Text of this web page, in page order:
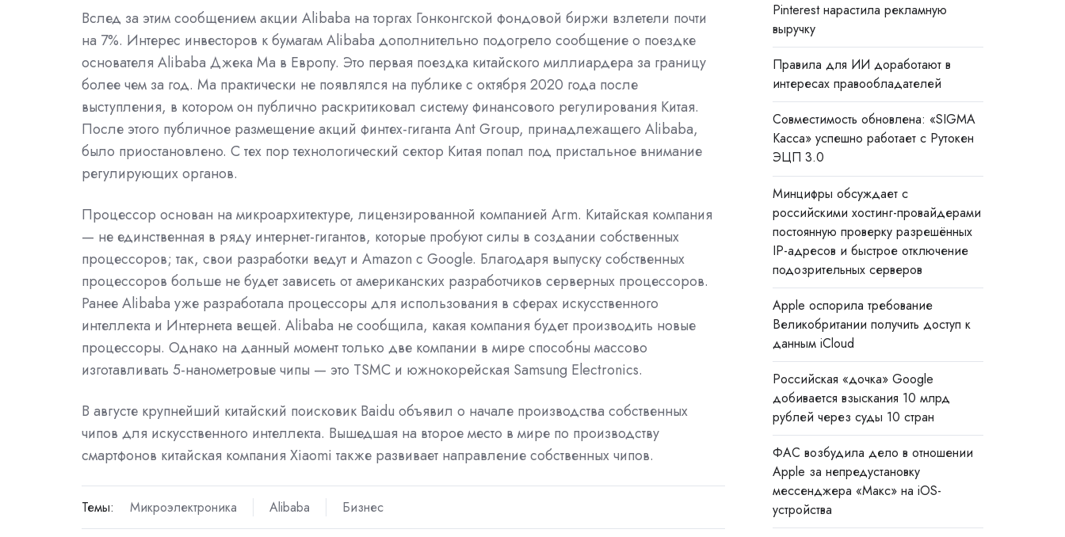
Вслед за этим сообщением акции Alibaba на торгах Гонконгской фондовой биржи взлетели почти
на 7%. Интерес инвесторов к бумагам Alibaba дополнительно подогрело сообщение о поездке
основателя Alibaba Джека Ма в Европу. Это первая поездка китайского миллиардера за границу
более чем за год. Ма практически не появлялся на публике с октября 2020 года после
выступления, в котором он публично раскритиковал систему финансового регулирования Китая.
После этого публичное размещение акций финтех-гиганта Ant Group, принадлежащего Alibaba,
было приостановлено. С тех пор технологический сектор Китая попал под пристальное внимание
регулирующих органов.
Процессор основан на микроархитектуре, лицензированной компанией Arm. Китайская компания
— не единственная в ряду интернет-гигантов, которые пробуют силы в создании собственных
процессоров; так, свои разработки ведут и Amazon с Google. Благодаря выпуску собственных
процессоров больше не будет зависеть от американских разработчиков серверных процессоров.
Ранее Alibaba уже разработала процессоры для использования в сферах искусственного
интеллекта и Интернета вещей. Alibaba не сообщила, какая компания будет производить новые
процессоры. Однако на данный момент только две компании в мире способны массово
изготавливать 5-нанометровые чипы — это TSMC и южнокорейская Samsung Electronics.
В августе крупнейший китайский поисковик Baidu объявил о начале производства собственных
чипов для искусственного интеллекта. Вышедшая на второе место в мире по производству
смартфонов китайская компания Xiaomi также развивает направление собственных чипов.
Темы: Микроэлектроника Alibaba Бизнес
Pinterest нарастила рекламную
выручку
Правила для ИИ доработают в
интересах правообладателей
Совместимость обновлена: «SIGMA
Касса» успешно работает с Рутокен
ЭЦП 3.0
Минцифры обсуждает с
российскими хостинг-провайдерами
постоянную проверку разрешённых
IP-адресов и быстрое отключение
подозрительных серверов
Apple оспорила требование
Великобритании получить доступ к
данным iCloud
Российская «дочка» Google
добивается взыскания 10 млрд
рублей через суды 10 стран
ФАС возбудила дело в отношении
Apple за непредустановку
мессенджера «Макс» на iOS-
устройства